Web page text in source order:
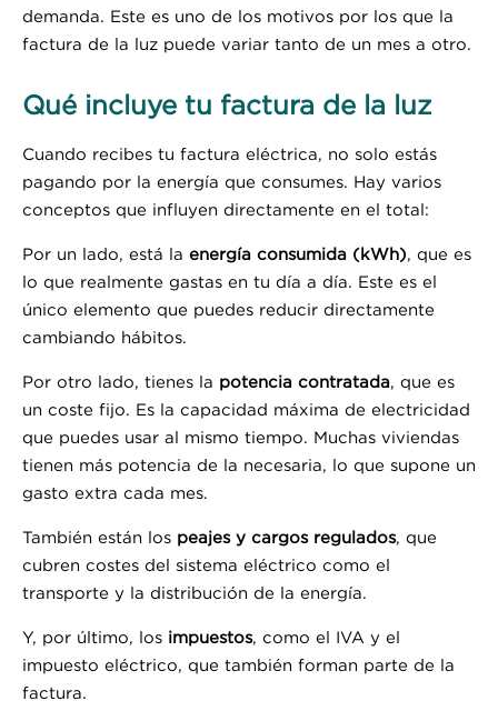
demanda. Este es uno de los motivos por los que la
factura de la luz puede variar tanto de un mes a otro.
Qué incluye tu factura de la luz
Cuando recibes tu factura eléctrica, no solo estás
pagando por la energía que consumes. Hay varios
conceptos que influyen directamente en el total:
Por un lado, está la energía consumida (kWh), que es
lo que realmente gastas en tu día a día. Este es el
único elemento que puedes reducir directamente
cambiando hábitos.
Por otro lado, tienes la potencia contratada, que es
un coste fijo. Es la capacidad máxima de electricidad
que puedes usar al mismo tiempo. Muchas viviendas
tienen más potencia de la necesaria, lo que supone un
gasto extra cada mes.
También están los peajes y cargos regulados, que
cubren costes del sistema eléctrico como el
transporte y la distribución de la energía.
Y, por último, los impuestos, como el IVA y el
impuesto eléctrico, que también forman parte de la
factura.